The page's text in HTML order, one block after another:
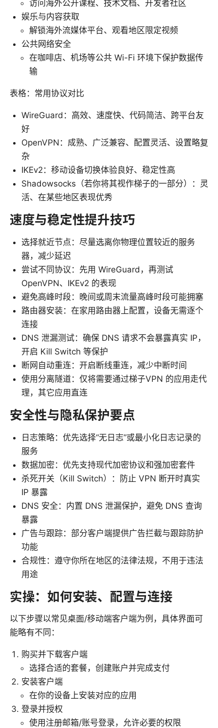
访问海外公开课程、技术文档、开发者社区
娱乐与内容获取
解锁海外流媒体平台、观看地区限定视频
公共网络安全
在咖啡店、机场等公共 Wi-Fi 环境下保护数据传
输
表格：常用协议对比
WireGuard：高效、速度快、代码简洁、跨平台友
好
OpenVPN：成熟、广泛兼容、配置灵活、设置略复
杂
IKEv2：移动设备切换体验良好、稳定性高
Shadowsocks（若你将其视作梯子的一部分）：灵
活、在某些地区表现优秀
速度与稳定性提升技巧
选择就近节点：尽量选离你物理位置较近的服务
器，减少延迟
尝试不同协议：先用 WireGuard，再测试
OpenVPN、IKEv2 的表现
避免高峰时段：晚间或周末流量高峰时段可能拥塞
路由器安装：在家用路由器上配置，设备无需逐个
连接
DNS 泄漏测试：确保 DNS 请求不会暴露真实 IP，
开启 Kill Switch 等保护
断网自动重连：开启断线重连，减少中断时间
使用分离隧道：仅将需要通过梯子VPN 的应用走代
理，其它应用直连
安全性与隐私保护要点
日志策略：优先选择“无日志”或最小化日志记录的
服务
数据加密：优先支持现代加密协议和强加密套件
杀死开关（Kill Switch）：防止 VPN 断开时真实
IP 暴露
DNS 安全：内置 DNS 泄漏保护，避免 DNS 查询
暴露
广告与跟踪：部分客户端提供广告拦截与跟踪防护
功能
合规性：遵守你所在地区的法律法规，不用于违法
用途
实操：如何安装、配置与连接
以下步骤以常见桌面/移动端客户端为例，具体界面可
能略有不同：
购买并下载客户端
选择合适的套餐，创建账户并完成支付
安装客户端
在你的设备上安装对应的应用
登录并授权
使用注册邮箱/账号登录，允许必要的权限